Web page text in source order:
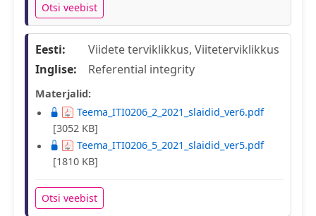
Otsi veebist
Eesti:
Viidete terviklikkus, Viiteterviklikkus
Inglise:
Referential integrity
Materjalid:
Teema_ITI0206_2_2021_slaidid_ver6.pdf
[3052 KB]
Teema_ITI0206_5_2021_slaidid_ver5.pdf
[1810 KB]
Otsi veebist